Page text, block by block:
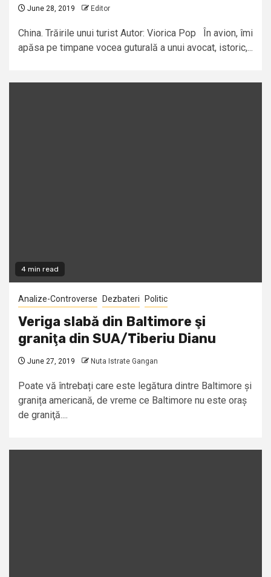
June 28, 2019 Editor
China. Trăirile unui turist Autor: Viorica Pop În avion, îmi
apăsa pe timpane vocea guturală a unui avocat, istoric,...
4 min read
Analize-Controverse Dezbateri Politic
Veriga slabă din Baltimore şi
graniţa din SUA/Tiberiu Dianu
June 27, 2019 Nuta Istrate Gangan
Poate vă întrebați care este legătura dintre Baltimore și
granița americană, de vreme ce Baltimore nu este oraș
de graniţă....